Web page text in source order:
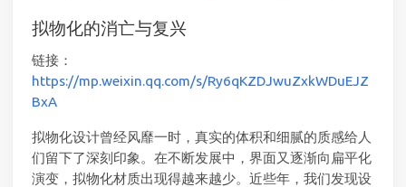
拟物化的消亡与复兴
链接：
https://mp.weixin.qq.com/s/Ry6qKZDJwuZxkWDuEJZ
BxA
拟物化设计曾经风靡一时，真实的体积和细腻的质感给人
们留下了深刻印象。在不断发展中，界面又逐渐向扁平化
演变，拟物化材质出现得越来越少。近些年，我们发现设